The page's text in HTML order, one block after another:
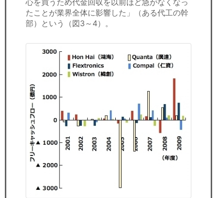
たことが業界全体に影響した」（ある代工の幹
部）という（図3～4）。